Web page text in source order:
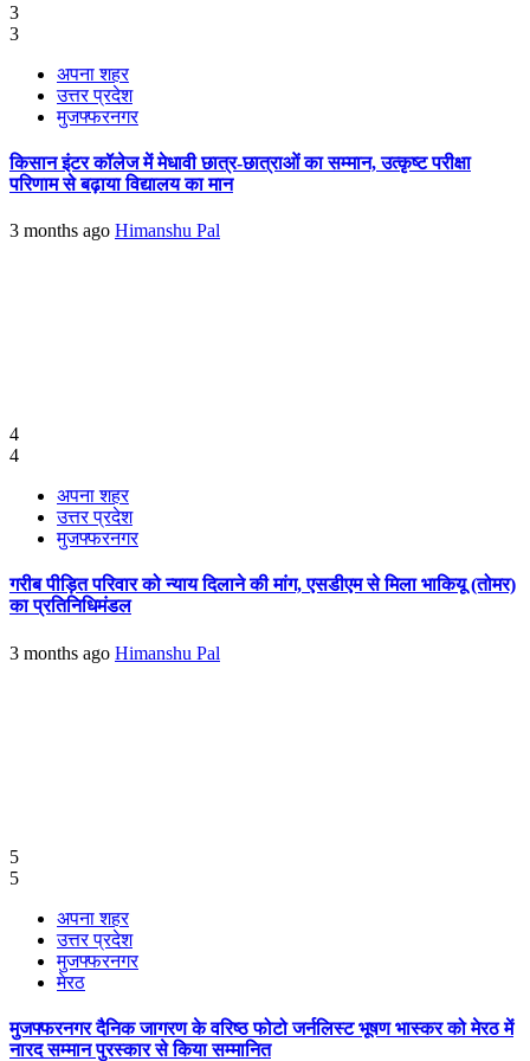
3
3
अपना शहर
उत्तर प्रदेश
मुजफ्फरनगर
किसान इंटर कॉलेज में मेधावी छात्र-छात्राओं का सम्मान, उत्कृष्ट परीक्षा
परिणाम से बढ़ाया विद्यालय का मान
3 months ago Himanshu Pal
4
4
अपना शहर
उत्तर प्रदेश
मुजफ्फरनगर
गरीब पीड़ित परिवार को न्याय दिलाने की मांग, एसडीएम से मिला भाकियू (तोमर)
का प्रतिनिधिमंडल
3 months ago Himanshu Pal
5
5
अपना शहर
उत्तर प्रदेश
मुजफ्फरनगर
मेरठ
मुजफ्फरनगर दैनिक जागरण के वरिष्ठ फोटो जर्नलिस्ट भूषण भास्कर को मेरठ में
नारद सम्मान पुरस्कार से किया सम्मानित